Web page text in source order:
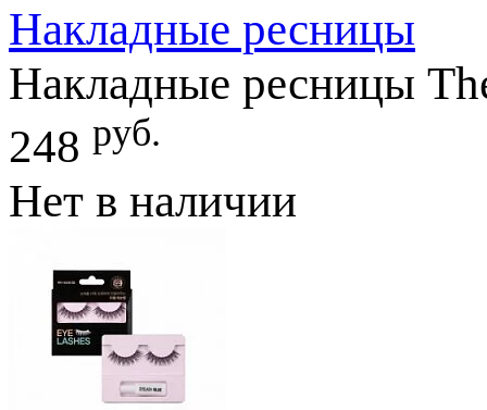
Накладные ресницы
Накладные ресницы
248 руб.
Нет в наличии